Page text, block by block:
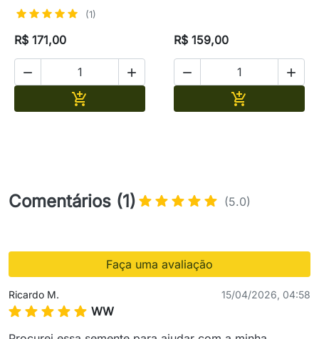
(1)
R$ 171,00
 

R$ 159,00
 

Comentários (1) (5.0)
Faça uma avaliação
Ricardo M. 15/04/2026, 04:58
WW